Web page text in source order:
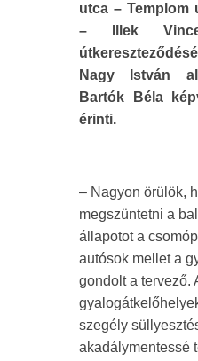
utca – Templom
– Illek
Nagy István
Bartók Béla
érinti.
– Nagyon örülök,
megszüntetni a
állapotot a
autósok mellet a
gondolt a tervező.
szegély
akadálymentessé